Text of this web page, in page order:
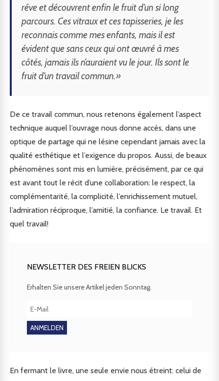
rêve et découvrent enfin le fruit d’un si long
parcours. Ces vitraux et ces tapisseries, je les
reconnais comme mes enfants, mais il est
évident que sans ceux qui ont œuvré à mes
côtés, jamais ils n’auraient vu le jour. Ils sont le
fruit d’un travail commun.»
De ce travail commun, nous retenons également l’aspect
technique auquel l’ouvrage nous donne accès, dans une
optique de partage qui ne lésine cependant jamais avec la
qualité esthétique et l’exigence du propos. Aussi, de beaux
phénomènes sont mis en lumière, précisément, par ce qui
est avant tout le récit d’une collaboration: le respect, la
complémentarité, la complicité, l’enrichissement mutuel,
l’admiration réciproque, l’amitié, la confiance. Le travail. Et
quel travail!
NEWSLETTER DES FREIEN BLICKS
Erhalten Sie unsere Artikel jeden Sonntag.
En fermant le livre, une seule envie nous étreint: celui de